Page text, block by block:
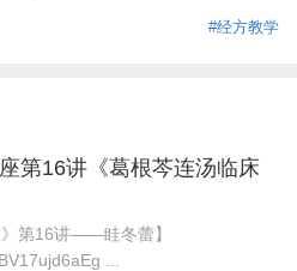
#经方教学
第16讲《葛根芩连汤临床
》第16讲——眭冬蕾】
...